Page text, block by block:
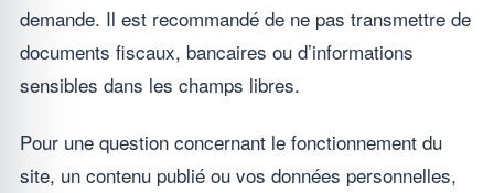
demande. Il est recommandé de ne pas transmettre de
documents fiscaux, bancaires ou d’informations
sensibles dans les champs libres.
Pour une question concernant le fonctionnement du
site, un contenu publié ou vos données personnelles,